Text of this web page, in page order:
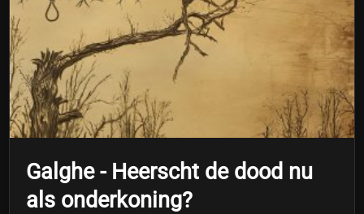
Galghe - Heerscht de dood nu
als onderkoning?